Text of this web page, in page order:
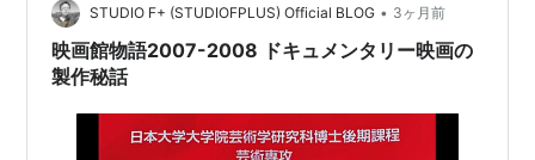
どん」だそう …
STUDIO F+ (STUDIOFPLUS) Official BLOG • 3ヶ月前
映画館物語2007-2008 ドキュメンタリー映画の
製作秘話